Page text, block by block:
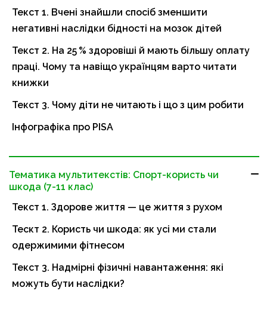
Текст 1. Вчені знайшли спосіб зменшити
негативні наслідки бідності на мозок дітей
Текст 2. На 25 % здоровіші й мають більшу оплату
праці. Чому та навіщо українцям варто читати
книжки
Текст 3. Чому діти не читають і що з цим робити
Інфографіка про PISA
Тематика мультитекстів: Спорт-користь чи
шкода (7-11 клас)
Текст 1. Здорове життя — це життя з рухом
Тескт 2. Користь чи шкода: як усі ми стали
одержимими фітнесом
Текст 3. Надмірні фізичні навантаження: які
можуть бути наслідки?